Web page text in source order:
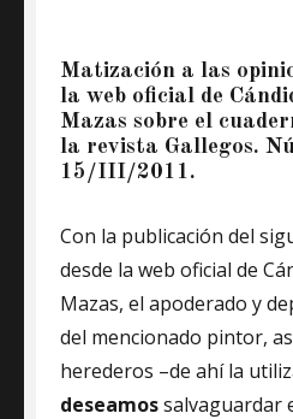
Matización a las
la web oficial de
Mazas sobre el
la revista Gallegos.
15/III/2011.
Con la publicación del
desde la web oficial de
Mazas, el apoderado y
del mencionado pintor,
herederos –de ahí la
deseamossalvaguardar